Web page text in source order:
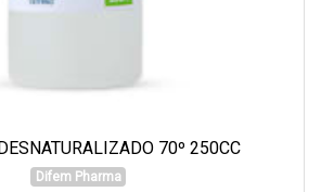
70º 250CC
Difem Pharma